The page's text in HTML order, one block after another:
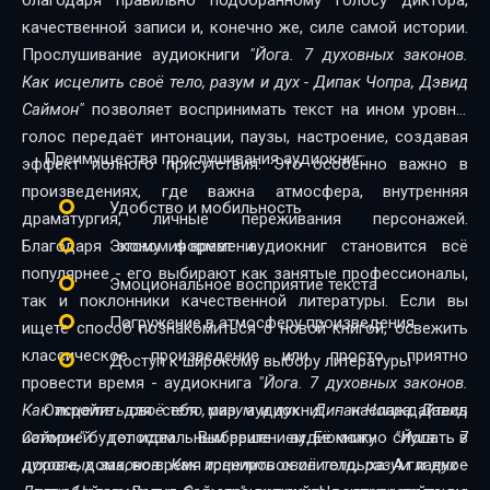
качественной записи и, конечно же, силе самой истории.
Прослушивание аудиокниги "Йога. 7 духовных законов.
Как исцелить своё тело, разум и дух - Дипак Чопра, Дэвид
Саймон" позволяет воспринимать текст на ином уровне:
голос передаёт интонации, паузы, настроение, создавая
эффект полного присутствия. Это особенно важно в
произведениях, где важна атмосфера, внутренняя
драматургия, личные переживания персонажей.
Благодаря этому формат аудиокниг становится всё
популярнее - его выбирают как занятые профессионалы,
так и поклонники качественной литературы. Если вы
ищете способ познакомиться с новой книгой, освежить
классическое произведение или просто приятно
провести время - аудиокнига "Йога. 7 духовных законов.
Как исцелить своё тело, разум и дух - Дипак Чопра, Дэвид
Саймон"будет идеальным решением. Её можно слушать в
дороге, дома, во время тренировок или отдыха. А главное
Преимущества прослушивания аудиокниг:
Удобство и мобильность
Экономия времени
Эмоциональное восприятие текста
Погружение в атмосферу произведения
Доступ к широкому выбору литературы
Откройте для себя мир аудиокниг - наслаждайтесь
историей голосом. Выберите аудиокнигу"Йога. 7
духовных законов. Как исцелить своё тело, разум и дух -